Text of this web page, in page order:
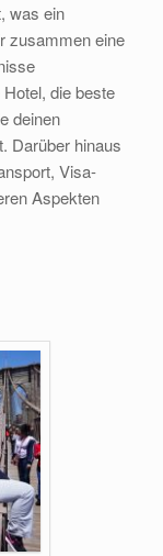
was ein
zusammen eine
die beste
deinen
Darüber hinaus
Visa-
Aspekten